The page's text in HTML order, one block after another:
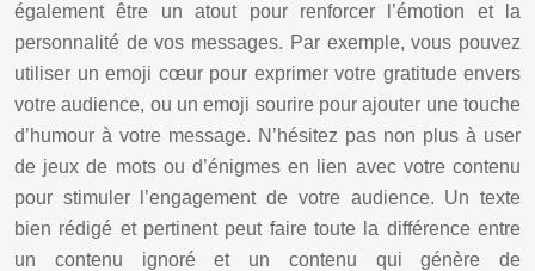
également être un atout pour renforcer l’émotion et la
personnalité de vos messages. Par exemple, vous pouvez
utiliser un emoji cœur pour exprimer votre gratitude envers
votre audience, ou un emoji sourire pour ajouter une touche
d’humour à votre message. N’hésitez pas non plus à user
de jeux de mots ou d’énigmes en lien avec votre contenu
pour stimuler l’engagement de votre audience. Un texte
bien rédigé et pertinent peut faire toute la différence entre
un contenu ignoré et un contenu qui génère de